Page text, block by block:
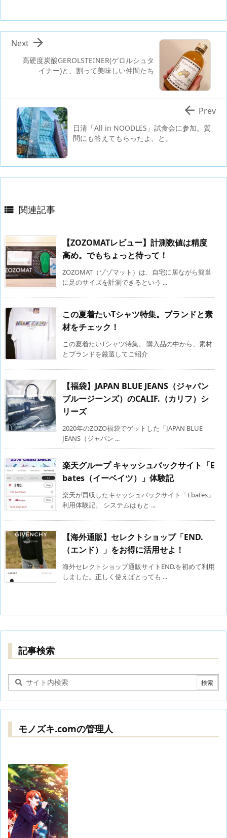
高硬度炭酸GEROLSTEINER(ゲロルシュタ
イナー)と、割って美味しい仲間たち

Next
日清「All in NOODLES」試食会に参加。質
問にも答えてもらったよ、と。
 Prev
 関連記事
【ZOZOMATレビュー】計測数値は精度
高め。でもちょっと待って！
ZOZOMAT（ゾゾマット）は、自宅に居ながら簡単
に足のサイズを計測できるという ...
この夏着たいTシャツ特集。ブランドと素
材をチェック！
この夏着たいTシャツ特集。 購入品の中から、素材
とブランドを厳選してご紹介
【福袋】JAPAN BLUE JEANS（ジャパン
ブルージーンズ）のCALIF.（カリフ）シ
リーズ
2020年のZOZO福袋でゲットした「JAPAN BLUE
JEANS（ジャパン ...
楽天グループ キャッシュバックサイト「E
bates（イーベイツ）」体験記
楽天が買収したキャッシュバックサイト「Ebates」
利用体験記。 システムはもと ...
【海外通販】セレクトショップ「END.
（エンド）」をお得に活用せよ！
海外セレクトショップ通販サイトEND.を初めて利用
しました。正しく使えばとっても ...
記事検索
モノズキ.comの管理人